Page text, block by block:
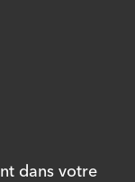
dans votre